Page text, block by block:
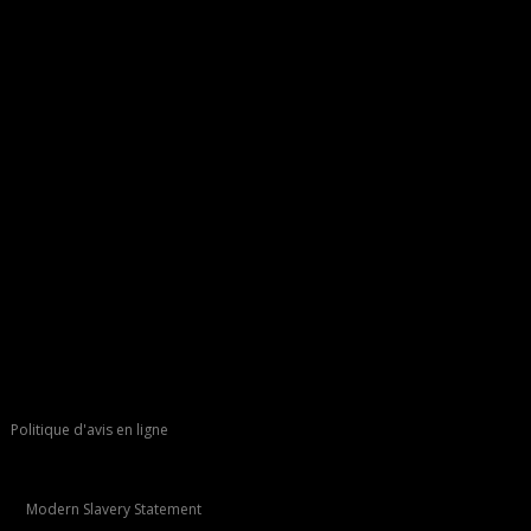
Politique d'avis en ligne
Modern Slavery Statement